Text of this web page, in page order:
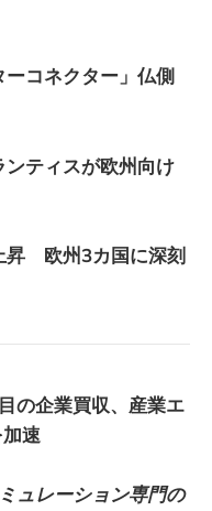
コネクター」仏側
ティスが欧州向け
欧州3カ国に深刻
の企業買収、産業エ
速
ュレーション専門の